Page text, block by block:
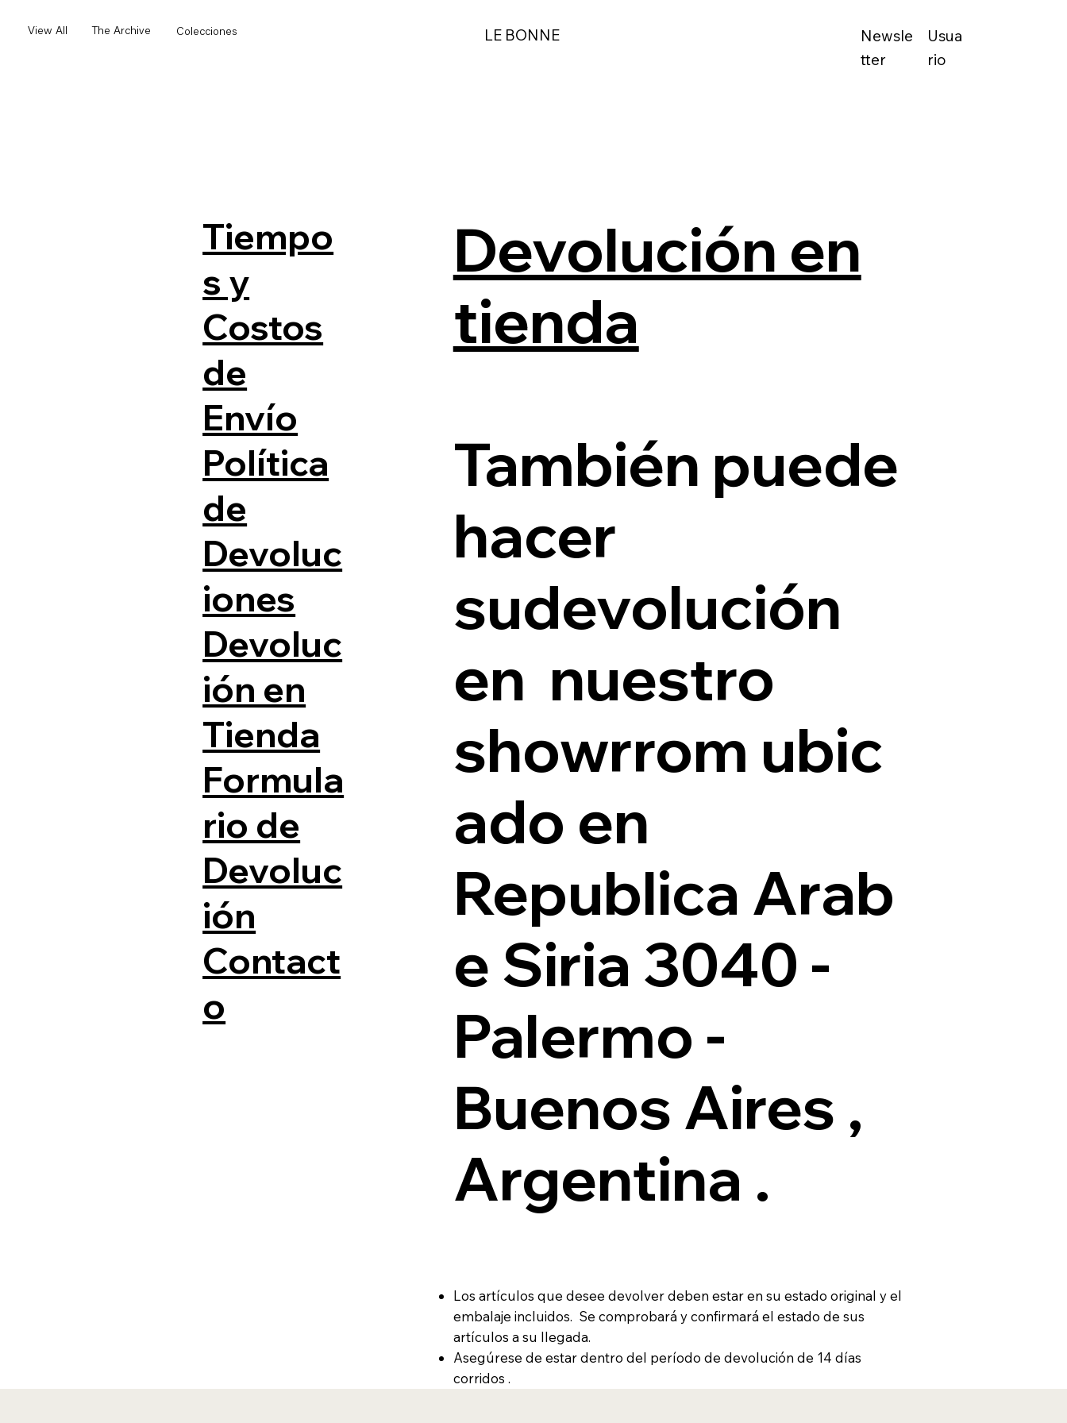
View All The Archive Colecciones LE BONNE
Tiempo
s y
Costos
de
Envío
Política
de
Devoluc
iones
Devoluc
ión en
Tienda
Formula
rio de
Devoluc
ión
Contact
o
Devolución en
tienda
También puede
hacer
sudevolución
en nuestro
showrrom ubic
ado en
Republica Arab
e Siria 3040 -
Palermo -
Buenos Aires ,
Argentina .
Los artículos que desee devolver deben estar en su estado original y el
embalaje incluidos. Se comprobará y confirmará el estado de sus
artículos a su llegada.
Asegúrese de estar dentro del período de devolución de 14 días
corridos .
Newsle
tter
Usua
rio